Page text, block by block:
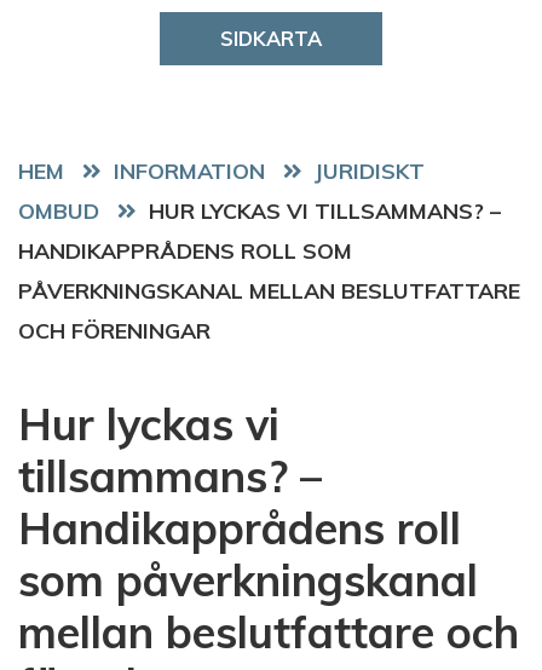
SIDKARTA
HEM
JURIDISKT
OMBUD
HUR LYCKAS VI TILLSAMMANS? –
HANDIKAPPRÅDENS ROLL SOM
PÅVERKNINGSKANAL MELLAN BESLUTFATTARE
OCH FÖRENINGAR
Hur lyckas vi
tillsammans? –
Handikapprådens roll
som påverkningskanal
mellan beslutfattare och